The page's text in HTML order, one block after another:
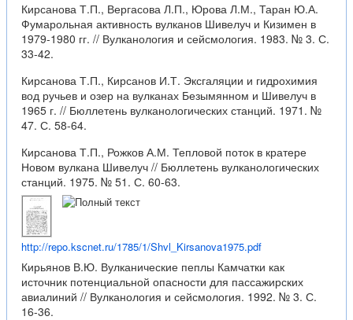
Кирсанова Т.П., Вергасова Л.П., Юрова Л.М., Таран Ю.А.
Фумарольная активность вулканов Шивелуч и Кизимен в
1979-1980 гг. // Вулканология и сейсмология. 1983. № 3. С.
33-42.
Кирсанова Т.П., Кирсанов И.Т. Эксгаляции и гидрохимия
вод ручьев и озер на вулканах Безымянном и Шивелуч в
1965 г. // Бюллетень вулканологических станций. 1971. №
47. С. 58-64.
Кирсанова Т.П., Рожков А.М. Тепловой поток в кратере
Новом вулкана Шивелуч // Бюллетень вулканологических
станций. 1975. № 51. С. 60-63.
http://repo.kscnet.ru/1785/1/Shvl_Kirsanova1975.pdf
Кирьянов В.Ю. Вулканические пеплы Камчатки как
источник потенциальной опасности для пассажирских
авиалиний // Вулканология и сейсмология. 1992. № 3. С.
16-36.